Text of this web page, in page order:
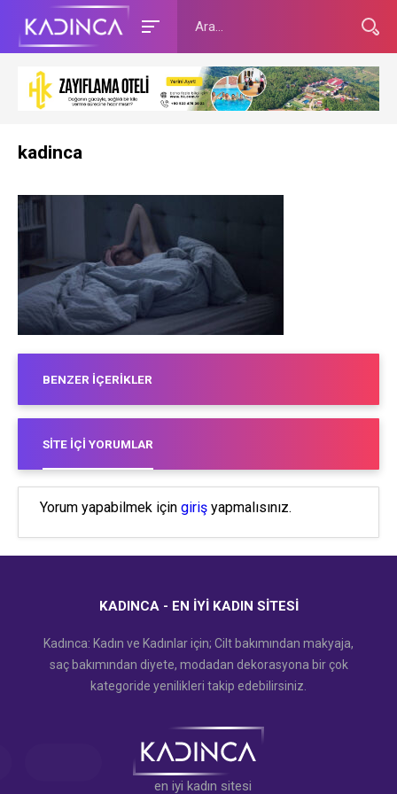
kadinca
BENZER İÇERIKLER
SITE İÇI YORUMLAR
Yorum yapabilmek için giriş yapmalısınız.
KADINCA - EN İYI KADIN SITESI
Kadınca: Kadın ve Kadınlar için; Cilt bakımından makyaja,
saç bakımından diyete, modadan dekorasyona bir çok
kategoride yenilikleri takip edebilirsiniz.
en iyi kadın sitesi